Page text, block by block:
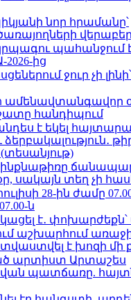
նոր հրամանը՝
պահանջում
ից
ջուր չի լինի՝
հանդիպում
է եկել
ինքնաթիռը
սակայն տեղ չի
28-ին ժամը
ն
է․ փոխարժեքն՝
աշխարհում
է խոզի մի
արտիստ Արտաշես
պատճառը.